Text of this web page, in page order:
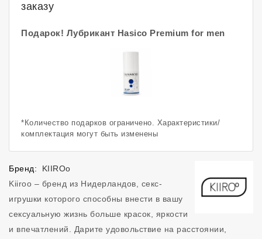
заказу
Подарок! Лубрикант Hasico Premium for men
*Количество подарков ограничено. Характеристики/
комплектация могут быть изменены
Бренд:
KIIROo
Kiiroo – бренд из Нидерландов, секс-
игрушки которого способны внести в вашу
сексуальную жизнь больше красок, яркости
и впечатлений. Дарите удовольствие на расстоянии,